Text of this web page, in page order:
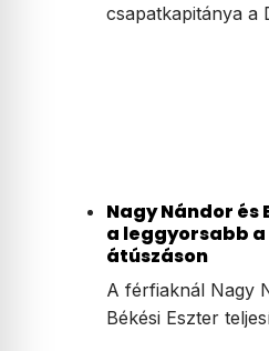
csapatkapitánya a
Nagy Nándor és
a leggyorsabb
átúszáson
A férfiaknál Nagy
Békési Eszter